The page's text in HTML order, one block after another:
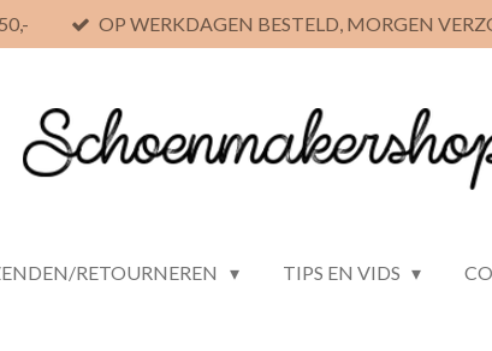
OP WERKDAGEN BESTELD, MORGEN
RETOURNEREN TIPS EN VIDS